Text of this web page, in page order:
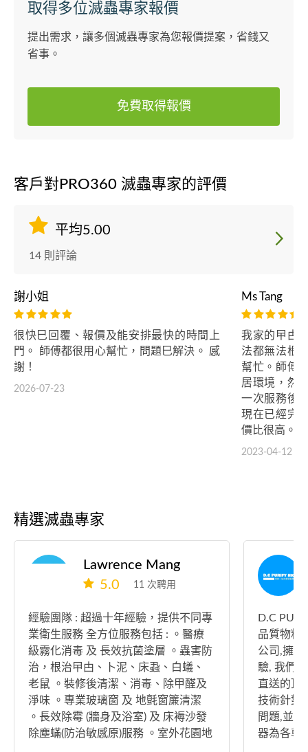
取得多位滅蟲專家報價
提出需求，讓多個滅蟲專家為您報價提案，省錢又
省事。
免費取得報價
客戶對PRO360 滅蟲專家的評價
平均5.00
14 則評論
謝小姐
很快巳回覆、報價及能安排最快的時間上
門。 師傅都很用心幫忙，問題巳解決。 感
謝！
2026-07-23
Ms Tang
我家的曱甴
法都無法根
幫忙。師傅
居環境，然
一次服務後
現在已經完
價比很高。
2023-04-12
精選滅蟲專家
Lawrence Mang
5.0
11 次聘用
經驗團隊 : 超過十年經驗，提供不同專
業衛生服務 全方位服務包括 : 。醫療
級霧化消毒 及 長效抗菌塗層 。蟲害防
治，根治曱甴、卜泥、床蝨、白蟻、
老鼠 。裝修後清潔、消毒、除甲醛及
淨味 。專業玻璃窗 及 地氈窗簾清潔
。長效除霉 (牆身及浴室) 及 床褥沙發
除塵蟎(防治敏感原)服務 。室外花園地
D.C
品質物料
公司,擁有
驗, 我們
直送的頂
技術針對
問題,並
器為各尊